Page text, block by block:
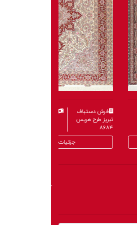
فرش دستباف
تبریز طرح هریس
۸۶۸۴
جزئیات بیشتر